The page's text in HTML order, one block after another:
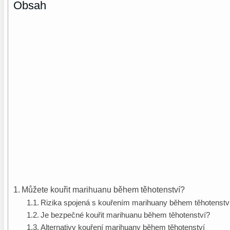
Obsah
Můžete kouřit marihuanu během těhotenství?
Rizika spojená s kouřením marihuany během
Je bezpečné kouřit marihuanu během těhotenství?
Alternativy kouření marihuany během těhotenství